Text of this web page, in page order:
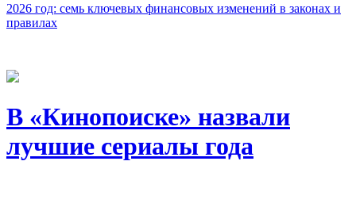
2026 год: семь ключевых финансовых изменений в законах и
правилах
В «Кинопоиске» назвали
лучшие сериалы года